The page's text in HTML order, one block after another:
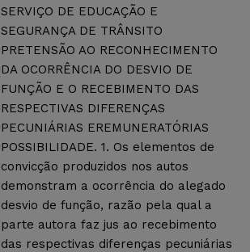
SERVIÇO DE EDUCAÇÃO E
SEGURANÇA DE TRÂNSITO
PRETENSÃO AO RECONHECIMENTO
DA OCORRÊNCIA DO DESVIO DE
FUNÇÃO E O RECEBIMENTO DAS
RESPECTIVAS DIFERENÇAS
PECUNIÁRIAS EREMUNERATÓRIAS
POSSIBILIDADE. 1. Os elementos de
convicção produzidos nos autos
demonstram a ocorrência do alegado
desvio de função, razão pela qual a
parte autora faz jus ao recebimento
das respectivas diferenças pecuniárias